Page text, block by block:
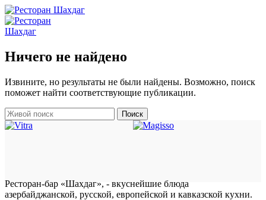
Ничего не найдено
Извините, но результаты не были найдены. Возможно, поиск
поможет найти соответствующие публикации.
Поиск
Ресторан-бар «Шахдаг», - вкуснейшие блюда
азербайджанской, русской, европейской и кавказской кухни.